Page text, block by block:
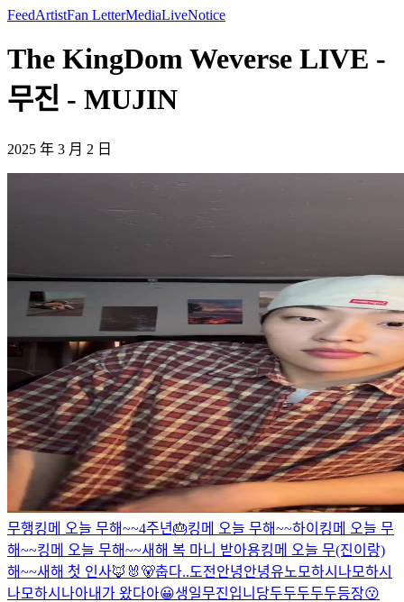
FeedArtistFan LetterMediaLiveNotice
The KingDom Weverse LIVE -
무진 - MUJIN
2025 年 3 月 2 日
무행킹메 오늘 무해~~4주년🎂킹메 오늘 무해~~하이 킹메 오늘 무
해~~킹메 오늘 무해~~새해 복 마니 받아용킹메 오늘 무(진이랑)
해~~새해 첫 인사🦊🐰🐻춥다..도전안녕안녕유노 모하시나모하시
나모하시나아내가 왔다아😀생일무진입니당두두두두두등장😗